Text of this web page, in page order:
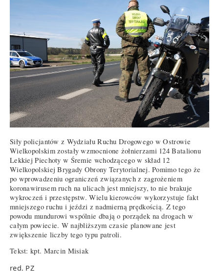
Siły policjantów z Wydziału Ruchu Drogowego w Ostrowie
Wielkopolskim zostały wzmocnione żołnierzami 124 Batalionu
Lekkiej Piechoty w Śremie wchodzącego w skład 12
Wielkopolskiej Brygady Obrony Terytorialnej. Pomimo tego że
po wprowadzeniu ograniczeń związanych z zagrożeniem
koronawirusem ruch na ulicach jest mniejszy, to nie brakuje
wykroczeń i przestępstw. Wielu kierowców wykorzystuje fakt
mniejszego ruchu i jeździ z nadmierną prędkością. Z tego
powodu mundurowi wspólnie dbają o porządek na drogach w
całym powiecie. W najbliższym czasie planowane jest
zwiększenie liczby tego typu patroli.
Tekst: kpt. Marcin Misiak
red. PZ